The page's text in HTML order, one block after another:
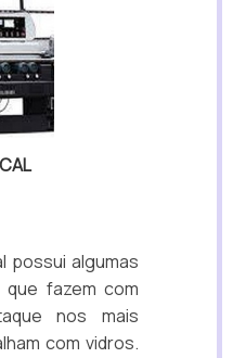
possui algumas
fazem com
nos mais
com vidros.